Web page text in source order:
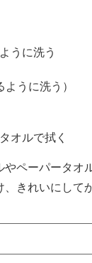
うに洗う
うに洗う）
オルで拭く
ペーパータオ
きれいにして